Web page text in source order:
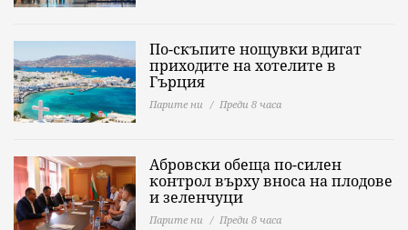
По-скъпите нощувки вдигат
приходите на хотелите в
Гърция
Парите ни Преди 8 часа
Абровски обеща по-силен
контрол върху вноса на плодове
и зеленчуци
Парите ни Преди 8 часа